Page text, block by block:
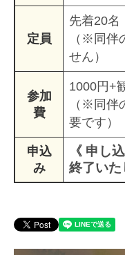
定員
先着20名
（※同伴
せん）
参加
費
1000円+
（※同伴
要です）
申込
み
《 申し
終了いた